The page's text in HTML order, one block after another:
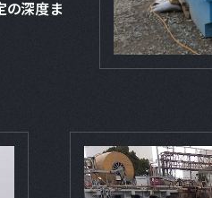
の深度ま